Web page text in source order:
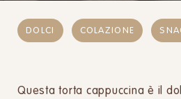
DOLCI COLAZIONE
Questa torta cappuccina è il